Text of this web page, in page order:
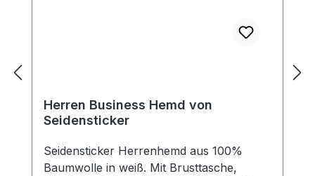
Herren Business Hemd von
Seidensticker
Seidensticker Herrenhemd aus 100%
Baumwolle in weiß. Mit Brusttasche,